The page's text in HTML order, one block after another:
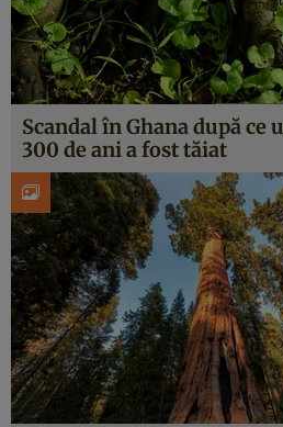
Scandal în Ghana după ce
300 de ani a fost tăiat